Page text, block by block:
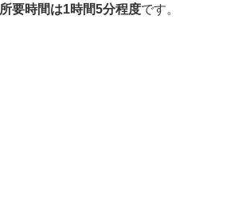
所要時間は1時間5分程度です。